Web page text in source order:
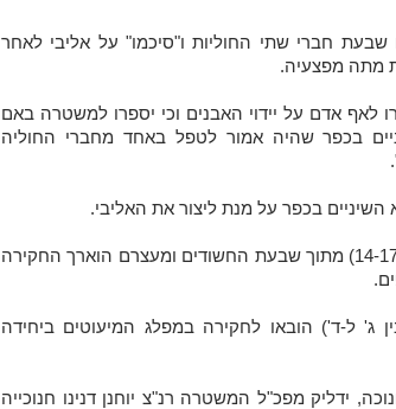
חברי שתי החוליות ו"סיכמו" על אליבי לאחר
מתה מפצעיה.
לאף אדם על יידוי האבנים וכי יספרו למשטרה באם
בכפר שהיה אמור לטפל באחד מחברי החוליה
השיניים בכפר על מנת ליצור את האליבי.
כאמור מעצרם של חמישה (14-17) מתוך שבעת החשודים ומעצרם הוארך החקירה
ג' ל-ד') הובאו לחקירה במפלג המיעוטים ביחידה
ידליק מפכ"ל המשטרה רנ"צ יוחנן דנינו חנוכייה